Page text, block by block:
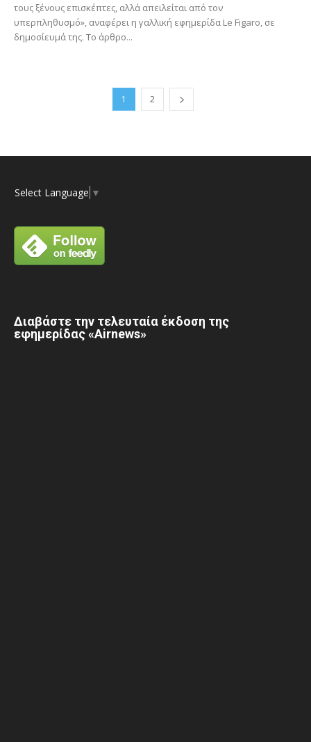
τους ξένους επισκέπτες, αλλά απειλείται από τον
υπερπληθυσμό», αναφέρει η γαλλική εφημερίδα Le Figaro, σε
δημοσίευμά της. Το άρθρο...
1 2
Select Language ▼
Διαβάστε την τελευταία έκδοση της
εφημερίδας «Airnews»